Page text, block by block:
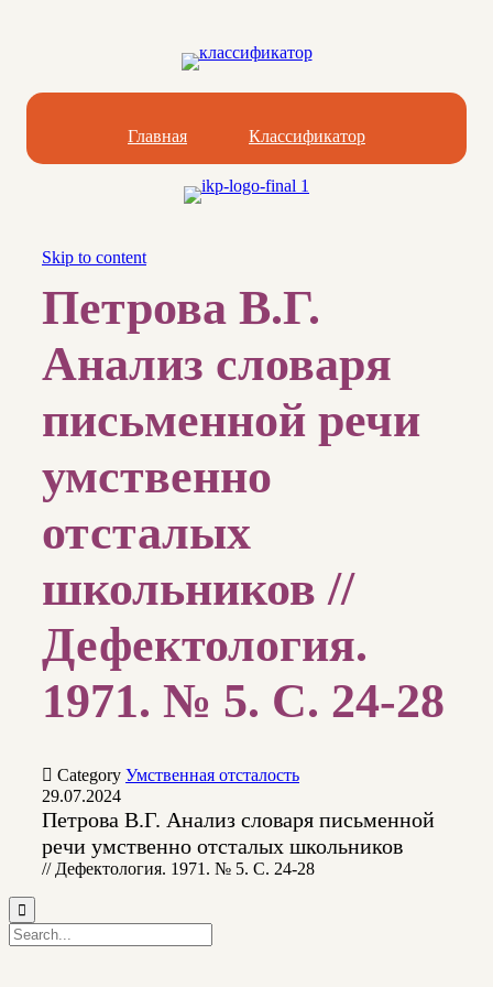
Главная Классификатор
Skip to content
Петрова В.Г.
Анализ словаря
письменной речи
умственно
отсталых
школьников //
Дефектология.
1971. № 5. С. 24-28
 Category Умственная отсталость
29.07.2024
Петрова В.Г. Анализ словаря письменной
речи умственно отсталых школьников
// Дефектология. 1971. № 5. С. 24-28
